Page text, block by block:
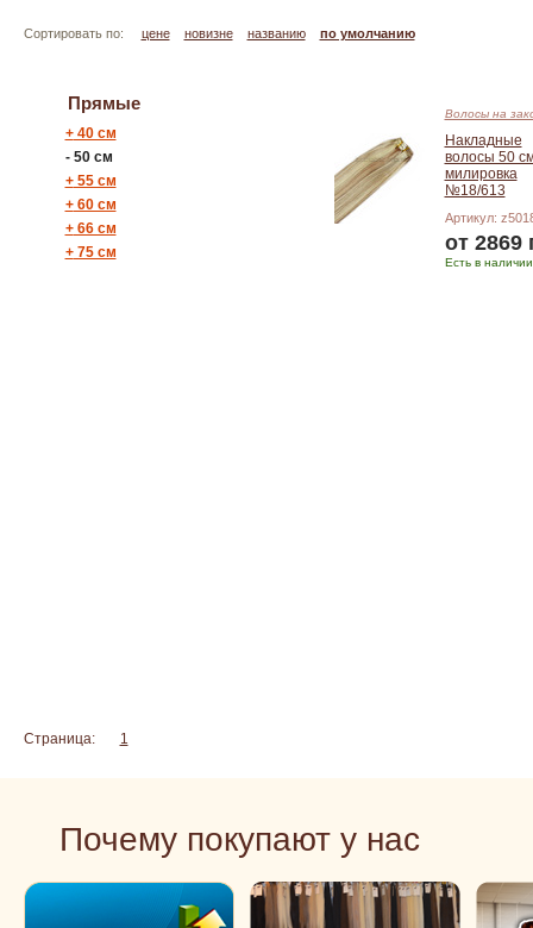
Сортировать по: цене новизне названию по умолчанию
Прямые
+40 см
-50 см
+55 см
+60 см
+66 см
+75 см
Волосы на
Накладные
волосы 50
милировка
№18/613
Артикул:
от 2869
Есть в наличии
Страница: 1
Почему покупают у нас